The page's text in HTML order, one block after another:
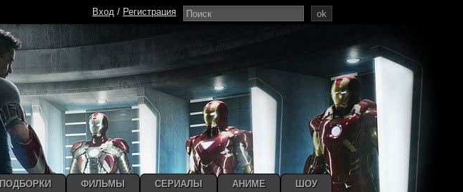
ok
Вход / Регистрация
ПОДБОРКИ ФИЛЬМЫ СЕРИАЛЫ АНИМЕ ШОУ